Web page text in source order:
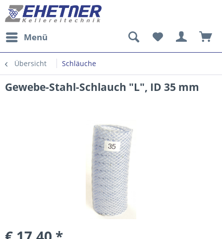
Menü
Übersicht Schläuche
Gewebe-Stahl-Schlauch "L", ID 35 mm